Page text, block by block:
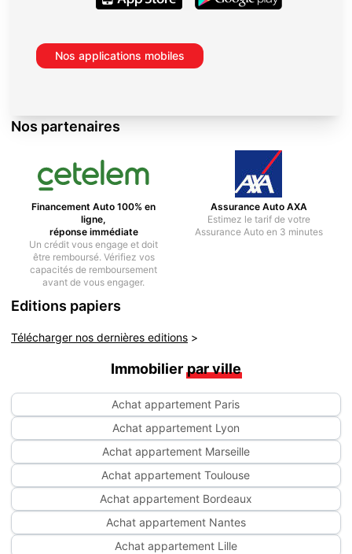
Nos applications mobiles
Nos partenaires
Financement Auto 100% en
ligne,
réponse immédiate
Un crédit vous engage et doit
être remboursé. Vérifiez vos
capacités de remboursement
avant de vous engager.
Assurance Auto AXA
Estimez le tarif de votre
Assurance Auto en 3 minutes
Editions papiers
Télécharger nos dernières editions >
Immobilier par ville
Achat appartement Paris
Achat appartement Lyon
Achat appartement Marseille
Achat appartement Toulouse
Achat appartement Bordeaux
Achat appartement Nantes
Achat appartement Lille